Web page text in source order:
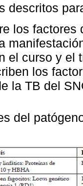
descritos
los
el curso y el
los
la TB del
del